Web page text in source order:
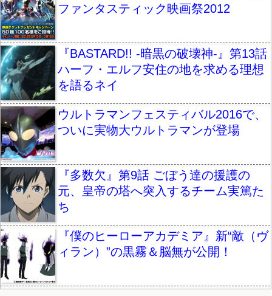
ファンタスティック映画祭2012
『BASTARD!! -暗黒の破壊神-』第13話
ハーフ・エルフ安住の地を求める理想
を語るネイ
ウルトラマンフェスティバル2016で、
ついに実物大ウルトラマンが登場
『多数欠』第9話 ごぼう達の援護の
元、皇帝の塔へ突入するチーム実篤た
ち
『僕のヒーローアカデミア』新“敵（ヴ
ィラン）”の黒霧＆脳無が公開！